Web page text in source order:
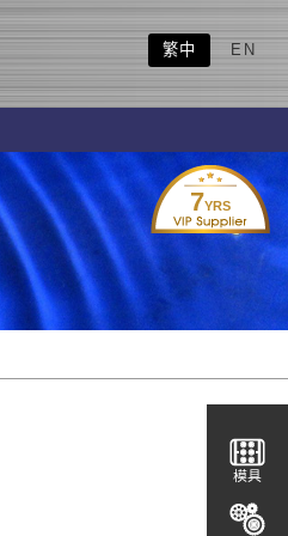
繁中 EN
7YRS
模具